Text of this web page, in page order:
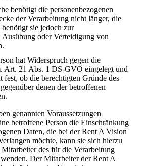
benötigt die personenbezogenen
der Verarbeitung nicht länger, die
sie jedoch zur
Ausübung oder Verteidigung von
hat Widerspruch gegen die
Art. 21 Abs. 1 DS-GVO eingelegt und
fest, ob die berechtigten Gründe des
denen der betroffenen
genannten Voraussetzungen
betroffene Person die Einschränkung
Daten, die bei der Rent A Vision
möchte, kann sie sich hierzu
des für die Verarbeitung
Der Mitarbeiter der Rent A